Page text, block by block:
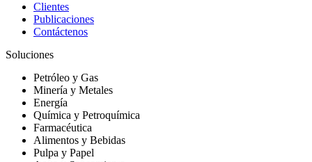
Clientes
Publicaciones
Contáctenos
Soluciones
Petróleo y Gas
Minería y Metales
Energía
Química y Petroquímica
Farmacéutica
Alimentos y Bebidas
Pulpa y Papel